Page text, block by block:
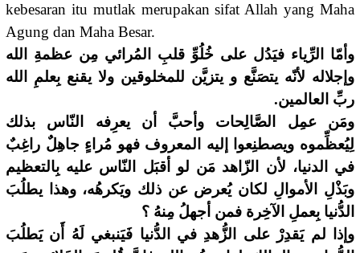
kebesaran itu mutlak merupakan sifat Allah yang Maha
Agung dan Maha Besar.
وأمّا الرِّياء فيَدُل على خُلُوِّ قلبِ المُرائي مِن عظمةِ الله
وإجلاله لأنّه يتصَنَّع و يتزيَّن للمخلوقين ولا يقنع بِعلمِ الله
ربِّ العالمين.
ومَن عمِل الصَّالِحات وأحبَّ أن يعرِفه النّاس بذلك
لِيُعظِّموه ويصطنِعوا إليه المعروف فهو مُراءٍ جاهِلٌ راغِبٌ
في الدنيا، لأن الزّاهد مَن لو أقبَل النّاس عليه بِالتعظيم
وبَذْلِ الأموالِ لكان يُعرض عن ذلك ويَكرهُه، وهذا يطلُبَ
الدُّنيا بِعملِ الآخِرة فمن أجهلُ مِنهُ ؟
وإذا لم يَقدِرْ على الزُّهدِ في الدُّنيا فَيَنبغي لَهُ أَن يَطلُبَ